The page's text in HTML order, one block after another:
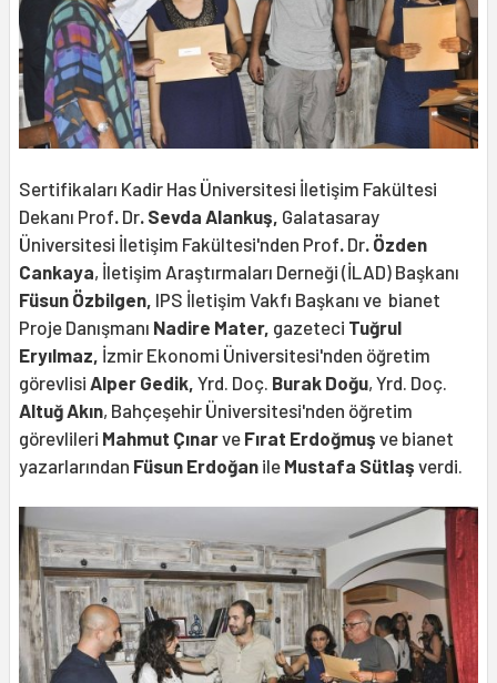
Sertifikaları Kadir Has Üniversitesi İletişim Fakültesi
Dekanı Prof. Dr. Sevda Alankuş, Galatasaray
Üniversitesi İletişim Fakültesi'nden Prof. Dr. Özden
Cankaya, İletişim Araştırmaları Derneği (İLAD) Başkanı
Füsun Özbilgen, IPS İletişim Vakfı Başkanı ve bianet
Proje Danışmanı Nadire Mater, gazeteci Tuğrul
Eryılmaz, İzmir Ekonomi Üniversitesi'nden öğretim
görevlisi Alper Gedik, Yrd. Doç. Burak Doğu, Yrd. Doç.
Altuğ Akın, Bahçeşehir Üniversitesi'nden öğretim
görevlileri Mahmut Çınarve Fırat Erdoğmuş ve bianet
yazarlarından Füsun Erdoğan ile Mustafa Sütlaş verdi.